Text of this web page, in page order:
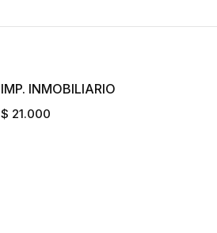
IMP. INMOBILIARIO
$ 21.000